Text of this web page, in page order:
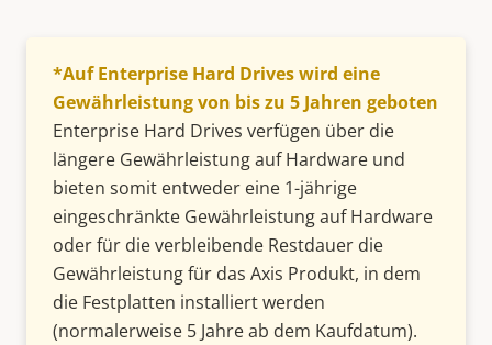
*Auf Enterprise Hard Drives wird eine
Gewährleistung von bis zu 5 Jahren geboten
Enterprise Hard Drives verfügen über die
längere Gewährleistung auf Hardware und
bieten somit entweder eine 1-jährige
eingeschränkte Gewährleistung auf Hardware
oder für die verbleibende Restdauer die
Gewährleistung für das Axis Produkt, in dem
die Festplatten installiert werden
(normalerweise 5 Jahre ab dem Kaufdatum).